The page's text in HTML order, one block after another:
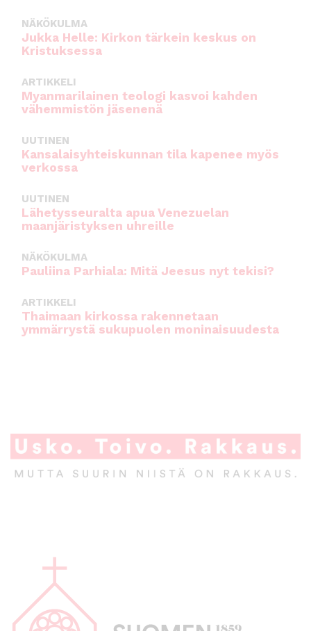
NÄKÖKULMA
Jukka Helle: Kirkon tärkein keskus on
Kristuksessa
ARTIKKELI
Myanmarilainen teologi kasvoi kahden
vähemmistön jäsenenä
UUTINEN
Kansalaisyhteiskunnan tila kapenee myös
verkossa
UUTINEN
Lähetysseuralta apua Venezuelan
maanjäristyksen uhreille
NÄKÖKULMA
Pauliina Parhiala: Mitä Jeesus nyt tekisi?
ARTIKKELI
Thaimaan kirkossa rakennetaan
ymmärrystä sukupuolen moninaisuudesta
p